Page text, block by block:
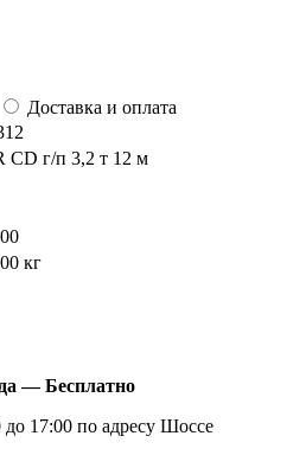
Доставка и оплата
CD г/п 3,2 т 12 м
кг
— Бесплатно
17:00 по адресу Шоссе